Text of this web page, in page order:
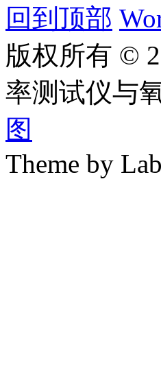
回到顶部
版权所有 ©
率测试仪与
图
Theme by